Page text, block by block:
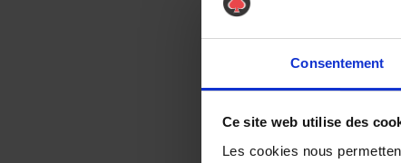
Consentement
Ce site web utilise des
Les cookies nous